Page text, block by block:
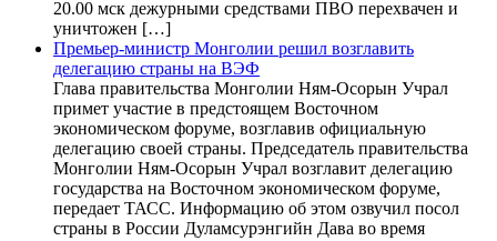
20.00 мск дежурными средствами ПВО перехвачен и
уничтожен […]
Премьер-министр Монголии решил возглавить
делегацию страны на ВЭФ
Глава правительства Монголии Ням-Осорын Учрал
примет участие в предстоящем Восточном
экономическом форуме, возглавив официальную
делегацию своей страны. Председатель правительства
Монголии Ням-Осорын Учрал возглавит делегацию
государства на Восточном экономическом форуме,
передает ТАСС. Информацию об этом озвучил посол
страны в России Дуламсурэнгийн Дава во время